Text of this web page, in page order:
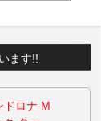
ます!!
ドロナ M